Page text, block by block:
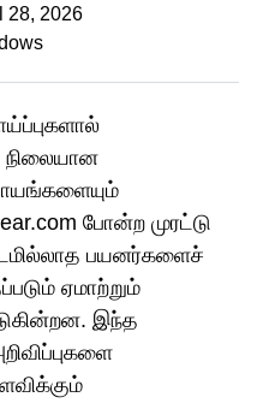
28, 2026
நிலையான
போன்ற முரட்டு
பயனர்களைச்
ஏமாற்றும்
இந்த